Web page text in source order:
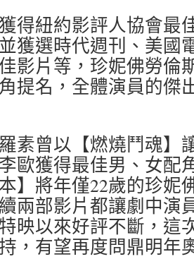
得紐約影評人協會最
獲選時代週刊、美國
影片等，珍妮佛勞倫
提名，全體演員的傑
素曾以【燃燒鬥魂】
歐獲得最佳男、女配
】將年僅22歲的珍妮
兩部影片都讓劇中演
映以來好評不斷，這
，有望再度問鼎明年